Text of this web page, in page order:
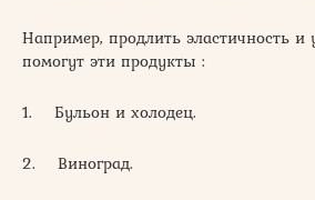
Например, продлить эластичность и
помогут эти продукты :
1. Бульон и холодец.
2. Виноград.